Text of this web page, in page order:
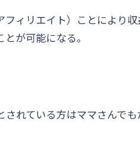
ィリエイト）ことにより
が可能になる。
れている方はママさんで